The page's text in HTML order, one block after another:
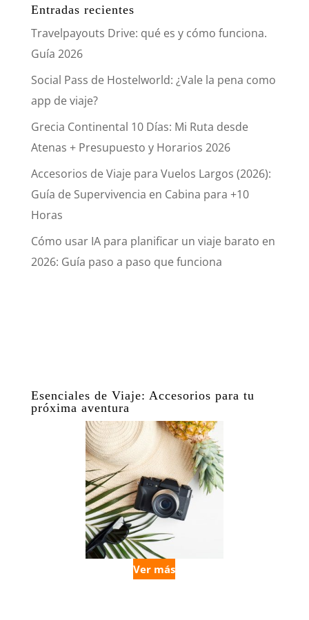
Entradas recientes
Travelpayouts Drive: qué es y cómo funciona.
Guía 2026
Social Pass de Hostelworld: ¿Vale la pena como
app de viaje?
Grecia Continental 10 Días: Mi Ruta desde
Atenas + Presupuesto y Horarios 2026
Accesorios de Viaje para Vuelos Largos (2026):
Guía de Supervivencia en Cabina para +10
Horas
Cómo usar IA para planificar un viaje barato en
2026: Guía paso a paso que funciona
Esenciales de Viaje: Accesorios para tu
próxima aventura
Ver más